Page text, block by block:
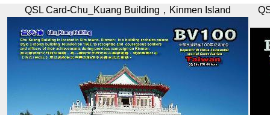
QSL Card-Chu_Kuang Building，Kinmen Island